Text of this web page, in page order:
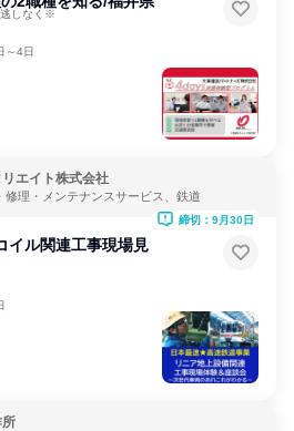
しなく※
～4日
エイト株式会社
修理・メンテナンスサービス、鉄道
イル関連工事現場見
締切：9月30日